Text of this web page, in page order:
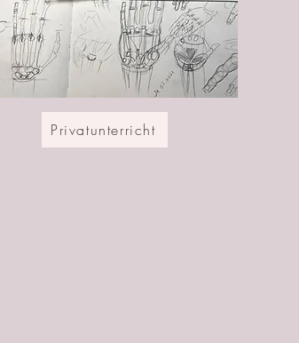
Privatunterricht